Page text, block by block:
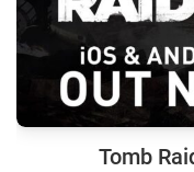
Tomb